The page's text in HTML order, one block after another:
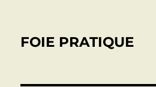
FOIE PRATIQUE